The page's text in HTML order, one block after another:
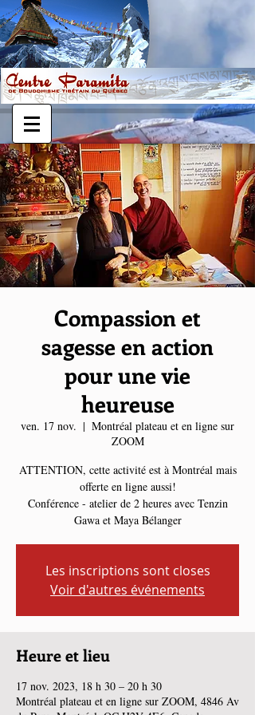
Compassion et
sagesse en action
pour une vie
heureuse
ven. 17 nov.
  |
Montréal plateau et en ligne sur
ZOOM
ATTENTION, cette activité est à Montréal mais
offerte en ligne aussi!
Conférence - atelier de 2 heures avec Tenzin
Gawa et Maya Bélanger
Les inscriptions sont closes
Voir d'autres événements
Heure et lieu
17 nov. 2023, 18 h 30 – 20 h 30
Montréal plateau et en ligne sur ZOOM, 4846 Av